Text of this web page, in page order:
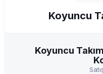
Koyuncu
Koyuncu